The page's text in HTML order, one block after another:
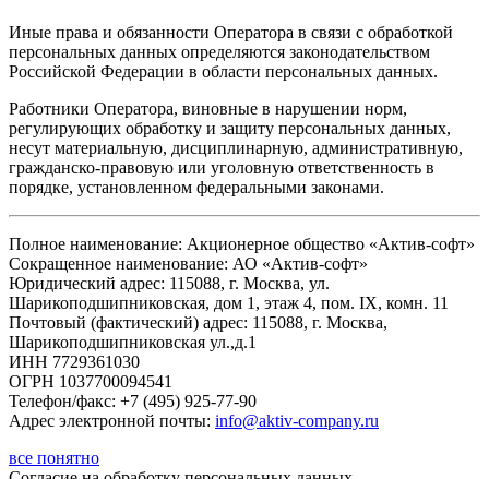
Иные права и обязанности Оператора в связи с обработкой
персональных данных определяются законодательством
Российской Федерации в области персональных данных.
Работники Оператора, виновные в нарушении норм,
регулирующих обработку и защиту персональных данных,
несут материальную, дисциплинарную, административную,
гражданско-правовую или уголовную ответственность в
порядке, установленном федеральными законами.
Полное наименование: Акционерное общество «Актив-софт»
Сокращенное наименование: АО «Актив-софт»
Юридический адрес: 115088, г. Москва, ул.
Шарикоподшипниковская, дом 1, этаж 4, пом. IX, комн. 11
Почтовый (фактический) адрес: 115088, г. Москва,
Шарикоподшипниковская ул.,д.1
ИНН 7729361030
ОГРН 1037700094541
Телефон/факс: +7 (495) 925-77-90
Адрес электронной почты: info@aktiv-company.ru
все понятно